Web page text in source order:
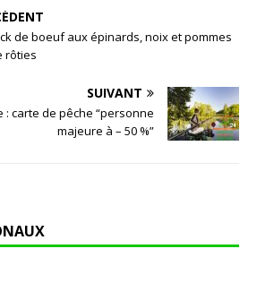
de boeuf aux épinards, noix et pommes
rôties
SUIVANT
: carte de pêche “personne
majeure à – 50 %”